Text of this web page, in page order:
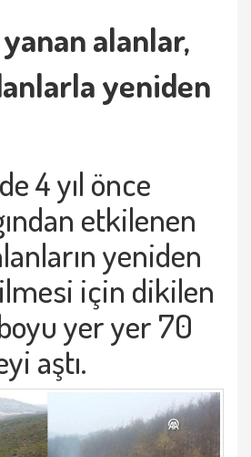
alanlar,
yeniden
4 yıl önce
etkilenen
yeniden
için dikilen
yer yer 70
aştı.